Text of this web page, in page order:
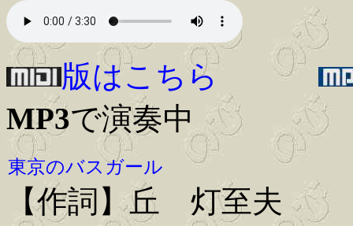
版はこちら
MP3で演奏中
東京のバスガール
【作詞】丘 灯至夫